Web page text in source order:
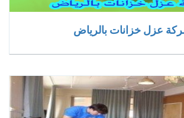
عزل خزانات بالرياض